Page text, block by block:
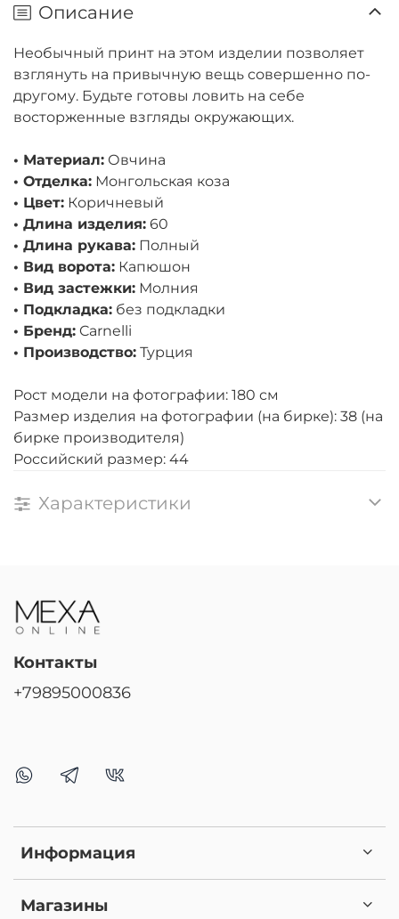
Описание
Необычный принт на этом изделии позволяет
взглянуть на привычную вещь совершенно по-
другому. Будьте готовы ловить на себе
восторженные взгляды окружающих.
• Материал: Овчина
• Отделка: Монгольская коза
• Цвет: Коричневый
• Длина изделия: 60
• Длина рукава: Полный
• Вид ворота: Капюшон
• Вид застежки: Молния
• Подкладка: без подкладки
• Бренд: Carnelli
• Производство: Турция
Рост модели на фотографии: 180 см
Размер изделия на фотографии (на бирке): 38 (на
бирке производителя)
Российский размер: 44
Характеристики
Информация
Магазины
Контакты
+79895000836